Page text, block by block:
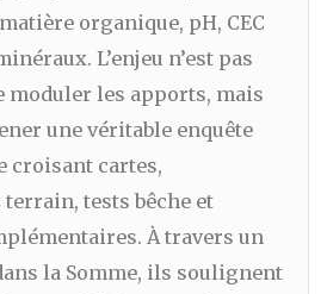
organique, pH, CEC
L’enjeu n’est pas
moduler les apports, mais
une véritable enquête
croisant cartes,
tests bêche et
À travers un
la Somme, ils soulignent